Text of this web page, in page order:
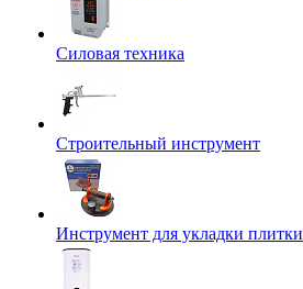
Силовая техника
Строительный инструмент
Инструмент для укладки плитки